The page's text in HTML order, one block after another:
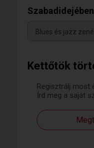
Kettőtök
Regisztrálj most
Írd meg a saját
Szabadidejében
Blues és jazz